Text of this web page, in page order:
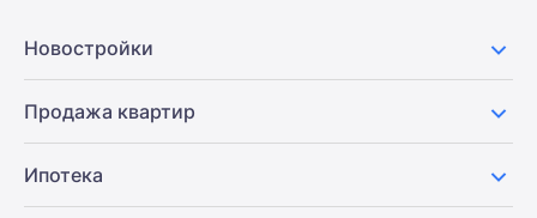
Новостройки
Продажа квартир
Ипотека